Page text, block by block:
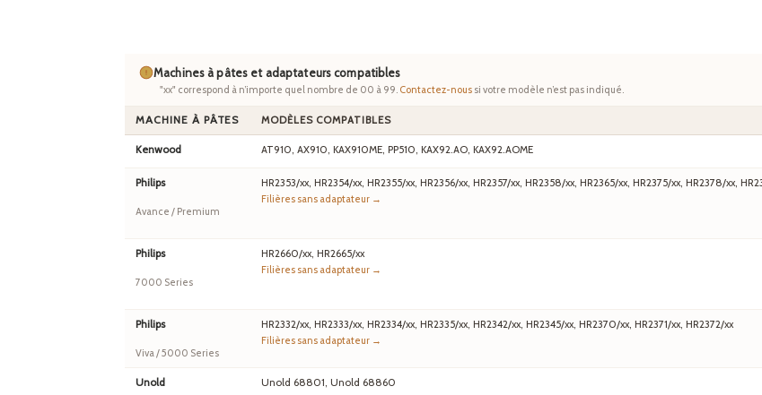
Machines à pâtes et adaptateurs compatibles
"xx" correspond à n’importe quel nombre de 00 à 99. Contactez-nous si votre modèle n’est pas indiqué.
MACHINE À PÂTES MODÈLES COMPATIBLES
Kenwood AT910, AX910, KAX910ME, PP510, KAX92.AO, KAX92.AOME
Philips
Avance / Premium
HR2353/xx, HR2354/xx, HR2355/xx, HR2356/xx, HR2357/xx, HR2358/xx, HR2365/xx, HR2375/xx, HR2378/xx,
Filières sans adaptateur →
Philips
7000 Series
HR2660/xx, HR2665/xx
Filières sans adaptateur →
Philips
Viva / 5000 Series
HR2332/xx, HR2333/xx, HR2334/xx, HR2335/xx, HR2342/xx, HR2345/xx, HR2370/xx, HR2371/xx, HR2372/xx
Filières sans adaptateur →
Unold Unold 68801, Unold 68860